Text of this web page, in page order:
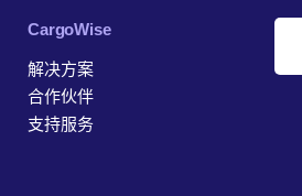
‎CargoWise
解决方案
合作伙伴
支持服务